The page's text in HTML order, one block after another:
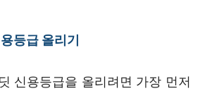
등급 올리기
신용등급을 올리려면 가장 먼저